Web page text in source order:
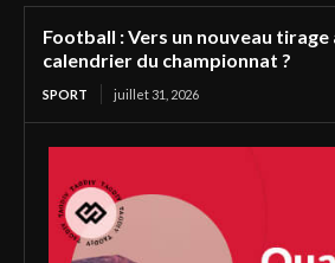
Football : Vers un nouveau tirage
calendrier du championnat ?
SPORT juillet 31, 2026